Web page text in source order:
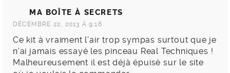
MA BOÎTE À SECRETS
DÉCEMBRE 22, 2013 À 9:16
Ce kit à vraiment l’air trop sympas surtout que je
n’ai jamais essayé les pinceau Real Techniques !
Malheureusement il est déjà épuisé sur le site